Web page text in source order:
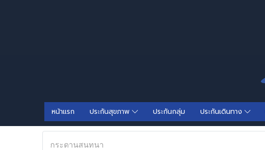
หน้าแรก ประกันสุขภาพ ประกันกลุ่ม ประกันเดินทาง
กระดานสนทนา